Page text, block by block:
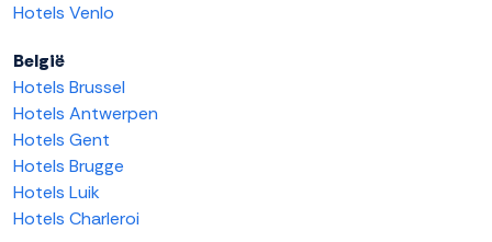
Hotels Venlo
België
Hotels Brussel
Hotels Antwerpen
Hotels Gent
Hotels Brugge
Hotels Luik
Hotels Charleroi